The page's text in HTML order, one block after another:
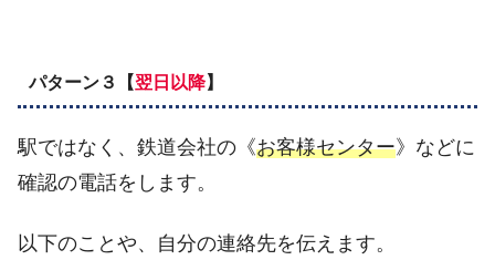
パターン３【翌日以降】
駅ではなく、鉄道会社の《お客様センター》などに
確認の電話をします。
以下のことや、自分の連絡先を伝えます。